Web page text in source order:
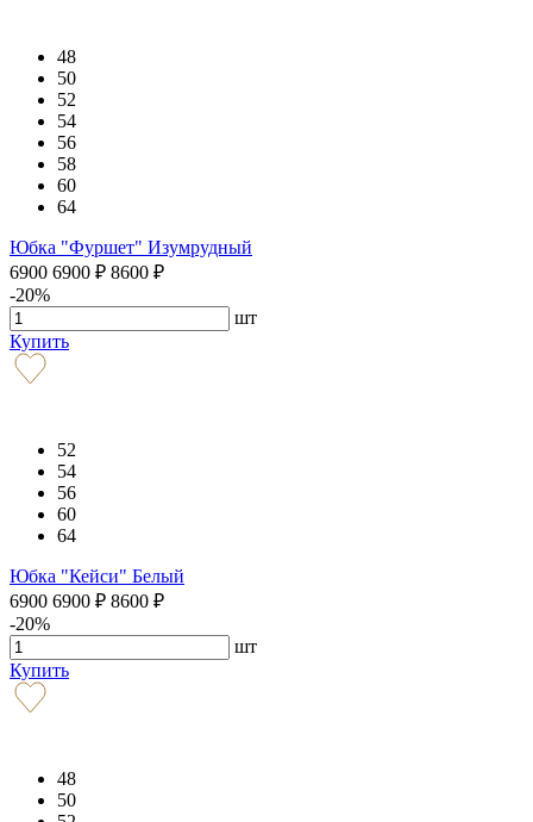
48
50
52
54
56
58
60
64
Юбка "Фуршет" Изумрудный
6900 6900 ₽ 8600 ₽
-20%
шт
Купить
52
54
56
60
64
Юбка "Кейси" Белый
6900 6900 ₽ 8600 ₽
-20%
шт
Купить
48
50